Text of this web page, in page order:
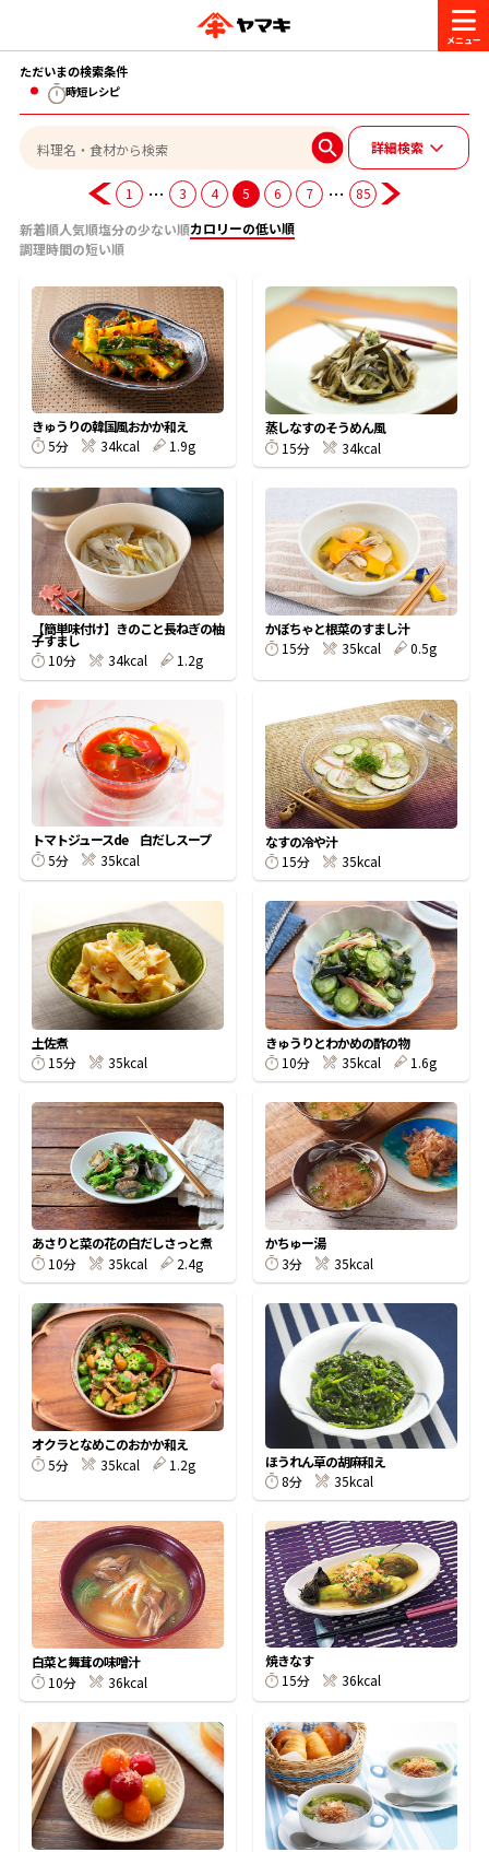
商品情報
ブランド一覧
ヤマキ『めんつゆ』 ヤマキ 割烹白だし
旨さ、別格。だし屋の鍋 韓福善シリーズ
サッと鍋® 楽チン鍋®
楽チン屋® ストレートつゆ
新鮮一番 『氷熟®』
『踊り節』
鰹節屋の
だしパック
レシピ
おいしいレシピを探す
おいしいレシピトップ
主食レシピ
主菜レシピ
汁物レシピ
時短レシピ
おいしいレシピを商品から探す
かつお節レシピ
めんつゆレシピ
割烹白だしレシピ
レシピ特設サイト
割烹白だしレシピ特集
だし巻き卵特集
かつおだしが決め手！簡単茶碗蒸し
かつお節・だしを楽しむ
かつお節・だしを知る
だしの取り方
かつお節の削り方
かつお節・だしをもっと知る
ヤマキ かつお節プラス®
かつお節・だしを楽しむ
だしコミュ
CM・キャンペーン
キャンペーン一覧
企業・採用情報
企業情報
- 百年対話
- ヤマキ かつお節プラス®
採用情報
- ジョブリターン制
お問い合わせ
ヤマキお客様相談室
オンラインショップ
コミュニティサイト
Global
ただいまの検索条件
時短レシピ
詳細検索
1 … 3 4 5 6 7 …
85
新着順人気順塩分の少ない順カロリーの低い順
調理時間の短い順
きゅうりの韓国風おかか和え
5分
34kcal 1.9g
蒸しなすのそうめん風
15分
34kcal
【簡単味付け】きのこと長ねぎの柚
子すまし
10分
34kcal 1.2g
かぼちゃと根菜のすまし汁
15分
35kcal 0.5g
トマトジュースde 白だしスープ
5分
35kcal
なすの冷や汁
15分
35kcal
土佐煮
15分
35kcal
きゅうりとわかめの酢の物
10分
35kcal 1.6g
あさりと菜の花の白だしさっと煮
10分
35kcal 2.4g
かちゅー湯
3分
35kcal
オクラとなめこのおかか和え
5分
35kcal 1.2g
ほうれん草の胡麻和え
8分
35kcal
白菜と舞茸の味噌汁
10分
36kcal
焼きなす
15分
36kcal